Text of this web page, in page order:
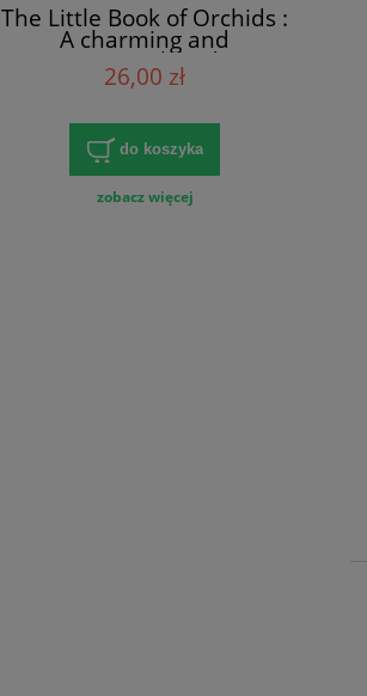
The Little Book of Orchids :
A charming and
inspirational guide to
growing and arranging
26,00 zł
do koszyka
zobacz więcej